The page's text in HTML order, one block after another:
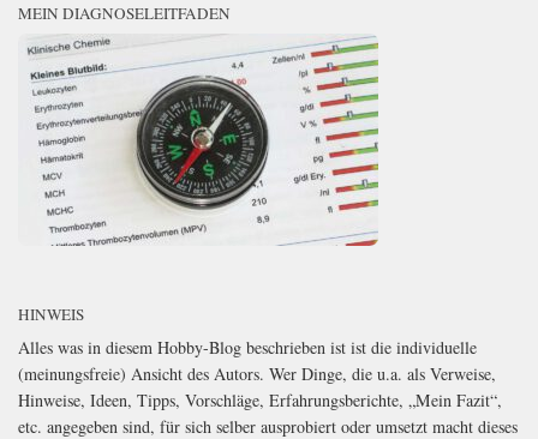
MEIN DIAGNOSELEITFADEN
HINWEIS
Alles was in diesem Hobby-Blog beschrieben ist ist die individuelle
(meinungsfreie) Ansicht des Autors. Wer Dinge, die u.a. als Verweise,
Hinweise, Ideen, Tipps, Vorschläge, Erfahrungsberichte, „Mein Fazit“,
etc. angegeben sind, für sich selber ausprobiert oder umsetzt macht dieses